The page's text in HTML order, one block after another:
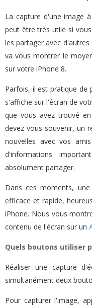
La capture d'une image
peut être très utile si
les partager avec
va vous montrer le
sur votre iPhone 8.
Parfois, il est pratique de
s'affiche sur l'écran de
que vous avez trouvé
devez vous souvenir, un
nouvelles avec vos
d'informations
absolument partager.
Dans ces moments,
efficace et rapide,
iPhone. Nous vous
contenu de l'écran sur un
Quels boutons utiliser
Réaliser une capture
simultanément deux
Pour capturer l'image,